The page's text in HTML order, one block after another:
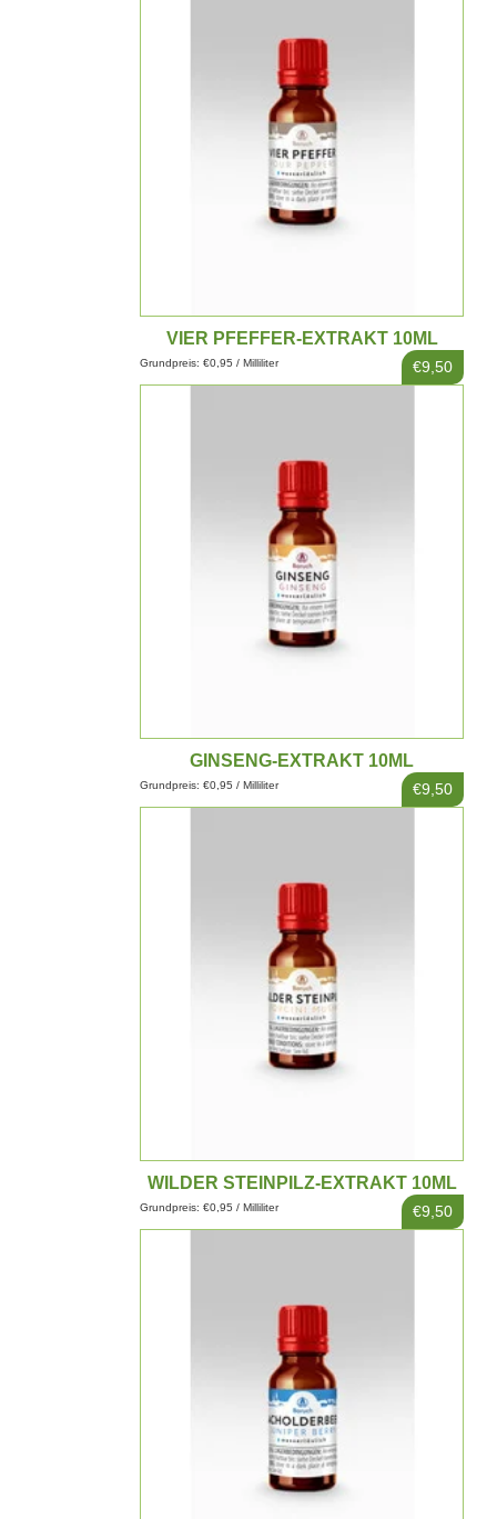
VIER PFEFFER-EXTRAKT 10ML
€9,50
Grundpreis: €0,95 / Milliliter
GINSENG-EXTRAKT 10ML
€9,50
Grundpreis: €0,95 / Milliliter
WILDER STEINPILZ-EXTRAKT 10ML
€9,50
Grundpreis: €0,95 / Milliliter